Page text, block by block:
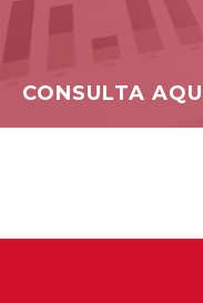
CONSULTA